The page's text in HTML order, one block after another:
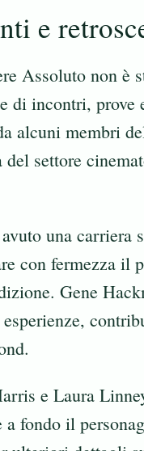
e
Assoluto non è
di incontri,
alcuni membri
settore
una carriera
con fermezza il
Gene
e Laura
fondo il